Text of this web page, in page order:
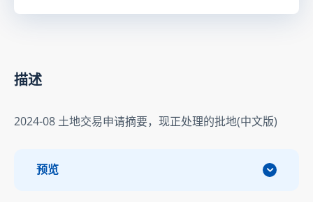
描述
2024-08 土地交易申请摘要，现正处理的批地(中文版)
预览